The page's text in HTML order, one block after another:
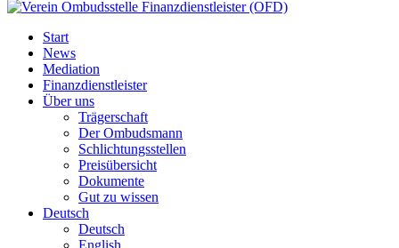
Start
News
Mediation
Finanzdienstleister
Über uns
Trägerschaft
Der Ombudsmann
Schlichtungsstellen
Preisübersicht
Dokumente
Gut zu wissen
Deutsch
Deutsch
English